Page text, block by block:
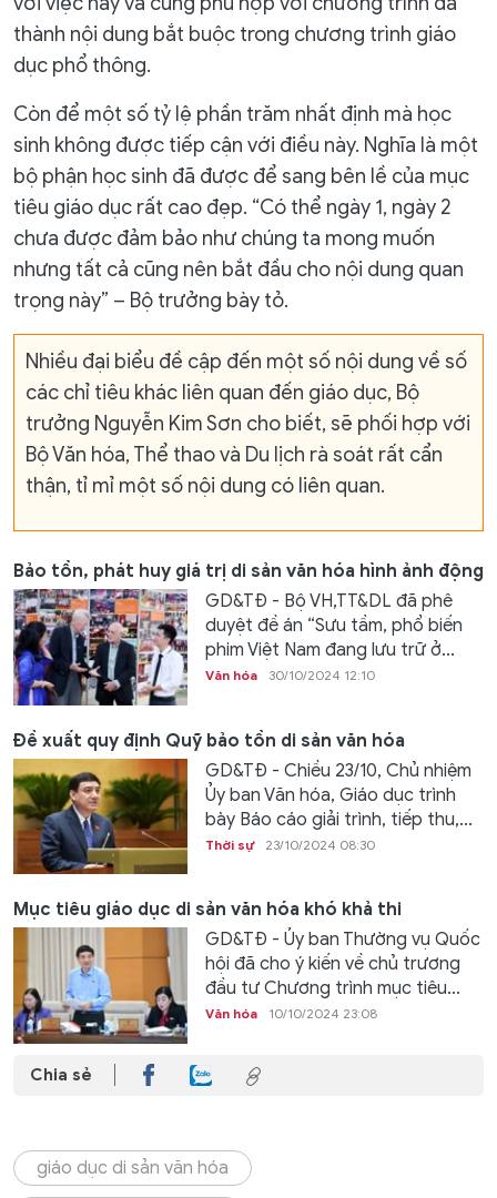
thành nội dung bắt buộc trong chương trình giáo
dục phổ thông.
Còn để một số tỷ lệ phần trăm nhất định mà học
sinh không được tiếp cận với điều này. Nghĩa là một
bộ phận học sinh đã được để sang bên lề của mục
tiêu giáo dục rất cao đẹp. “Có thể ngày 1, ngày 2
chưa được đảm bảo như chúng ta mong muốn
nhưng tất cả cũng nên bắt đầu cho nội dung quan
trọng này” – Bộ trưởng bày tỏ.
Nhiều đại biểu đề cập đến một số nội dung về số
các chỉ tiêu khác liên quan đến giáo dục, Bộ
trưởng Nguyễn Kim Sơn cho biết, sẽ phối hợp với
Bộ Văn hóa, Thể thao và Du lịch rà soát rất cẩn
thận, tỉ mỉ một số nội dung có liên quan.
Bảo tồn, phát huy giá trị di sản văn hóa hình ảnh động
GD&TĐ - Bộ VH,TT&DL đã phê
duyệt đề án “Sưu tầm, phổ biến
phim Việt Nam đang lưu trữ ở...
Văn hóa 30/10/2024 12:10
Đề xuất quy định Quỹ bảo tồn di sản văn hóa
GD&TĐ - Chiều 23/10, Chủ nhiệm
Ủy ban Văn hóa, Giáo dục trình
bày Báo cáo giải trình, tiếp thu,...
Thời sự 23/10/2024 08:30
Mục tiêu giáo dục di sản văn hóa khó khả thi
GD&TĐ - Ủy ban Thường vụ Quốc
hội đã cho ý kiến về chủ trương
đầu tư Chương trình mục tiêu...
Văn hóa 10/10/2024 23:08
Chia sẻ
giáo dục di sản văn hóa